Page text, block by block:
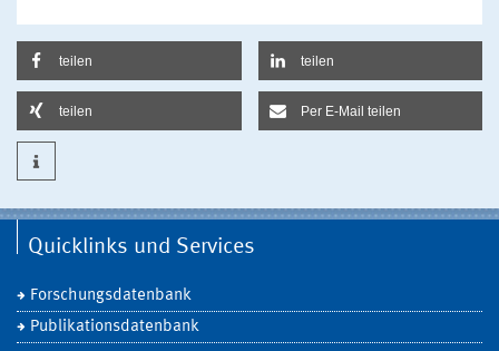
teilen teilen
teilen Per E-Mail teilen
Quicklinks und Services
Forschungsdatenbank
Publikationsdatenbank